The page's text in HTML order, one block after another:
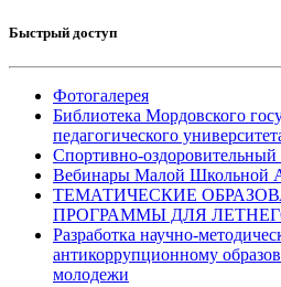
Быстрый доступ
Фотогалерея
Библиотека Мордовского
педагогического
Спортивно-
Вебинары Малой Школьной
ТЕМАТИЧЕСКИЕ
ПРОГРАММЫ ДЛЯ
Разработка научно-
антикоррупционному
молодежи